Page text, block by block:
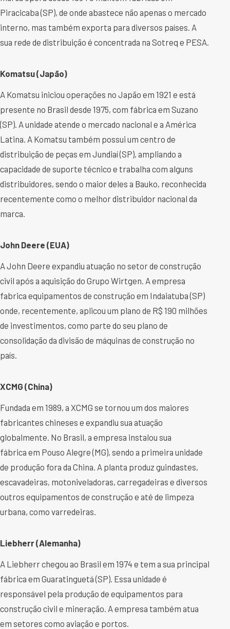
Piracicaba (SP), de onde abastece não apenas o mercado
interno, mas também exporta para diversos países. A
sua rede de distribuição é concentrada na Sotreq e PESA.
Komatsu (Japão)
A Komatsu iniciou operações no Japão em 1921 e está
presente no Brasil desde 1975, com fábrica em Suzano
(SP). A unidade atende o mercado nacional e a América
Latina. A Komatsu também possui um centro de
distribuição de peças em Jundiaí (SP), ampliando a
capacidade de suporte técnico e trabalha com alguns
distribuidores, sendo o maior deles a Bauko, reconhecida
recentemente como o melhor distribuidor nacional da
marca.
John Deere (EUA)
A John Deere expandiu atuação no setor de construção
civil após a aquisição do Grupo Wirtgen. A empresa
fabrica equipamentos de construção em Indaiatuba (SP)
onde, recentemente, aplicou um plano de R$ 190 milhões
de investimentos, como parte do seu plano de
consolidação da divisão de máquinas de construção no
país.
XCMG (China)
Fundada em 1989, a XCMG se tornou um dos maiores
fabricantes chineses e expandiu sua atuação
globalmente. No Brasil, a empresa instalou sua
fábrica em Pouso Alegre (MG), sendo a primeira unidade
de produção fora da China. A planta produz guindastes,
escavadeiras, motoniveladoras, carregadeiras e diversos
outros equipamentos de construção e até de limpeza
urbana, como varredeiras.
Liebherr (Alemanha)
A Liebherr chegou ao Brasil em 1974 e tem a sua principal
fábrica em Guaratinguetá (SP). Essa unidade é
responsável pela produção de equipamentos para
construção civil e mineração. A empresa também atua
em setores como aviação e portos.